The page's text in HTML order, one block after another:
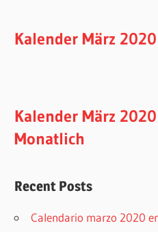
Kalender März
Kalender März
Monatlich
Recent Posts
Calendario marzo 2020